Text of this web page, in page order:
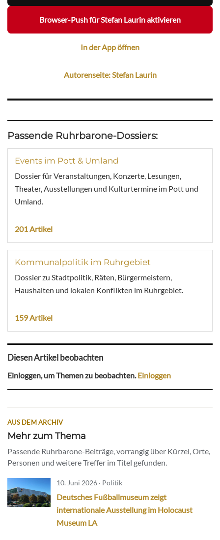
Browser-Push für Stefan Laurin aktivieren
In der App öffnen
Autorenseite: Stefan Laurin
Passende Ruhrbarone-Dossiers:
Events im Pott & Umland
Dossier für Veranstaltungen, Konzerte, Lesungen,
Theater, Ausstellungen und Kulturtermine im Pott und
Umland.
201 Artikel
Kommunalpolitik im Ruhrgebiet
Dossier zu Stadtpolitik, Räten, Bürgermeistern,
Haushalten und lokalen Konflikten im Ruhrgebiet.
159 Artikel
Diesen Artikel beobachten
Einloggen, um Themen zu beobachten.Einloggen
AUS DEM ARCHIV
Mehr zum Thema
Passende Ruhrbarone-Beiträge, vorrangig über Kürzel, Orte,
Personen und weitere Treffer im Titel gefunden.
10. Juni 2026 · Politik
Deutsches Fußballmuseum zeigt
internationale Ausstellung im Holocaust
Museum LA